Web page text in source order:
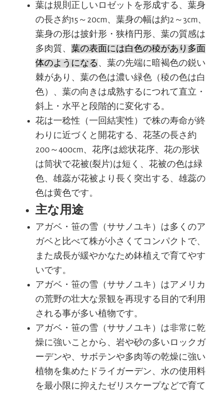
葉は規則正しいロゼットを形成する、葉身
の長さ約15～20cm、葉身の幅は約2～3cm、
葉身の形は披針形・狭楕円形、葉の質感は
多肉質、葉の表面には白色の稜があり多面
体のようになる 、葉の先端に暗褐色の鋭い
棘があり、葉の色は濃い緑色（稜の色は白
色）、葉の向きは成熟するにつれて直立・
斜上・水平と段階的に変化する。
花は一稔性（一回結実性）で株の寿命が終
わりに近づくと開花する、花茎の長さ約
200～400cm、花序は総状花序、花の形状
は筒状で花被(裂片)は短く、花被の色は緑
色、雄蕊が花被より長く突出する、雄蕊の
色は黄色です。
主な用途
アガベ・笹の雪（ササノユキ）は多くのア
ガベと比べて株が小さくてコンパクトで、
また成長が緩やかなため鉢植えで育てやす
いです。
アガベ・笹の雪（ササノユキ）はアメリカ
の荒野の壮大な景観を再現する目的で利用
される事が多い植物です。
アガベ・笹の雪（ササノユキ）は非常に乾
燥に強いことから、岩や砂の多いロックガ
ーデンや、サボテンや多肉等の乾燥に強い
植物を集めたドライガーデン、水の使用料
を最小限に抑えたゼリスケープなどで育て